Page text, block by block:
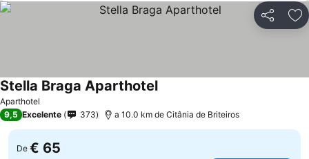
Partilhar
Aparthotel
Stella Braga Aparthotel
9,5 Excelente 373 a 10.0 km de Citânia de Briteiros
De € 65